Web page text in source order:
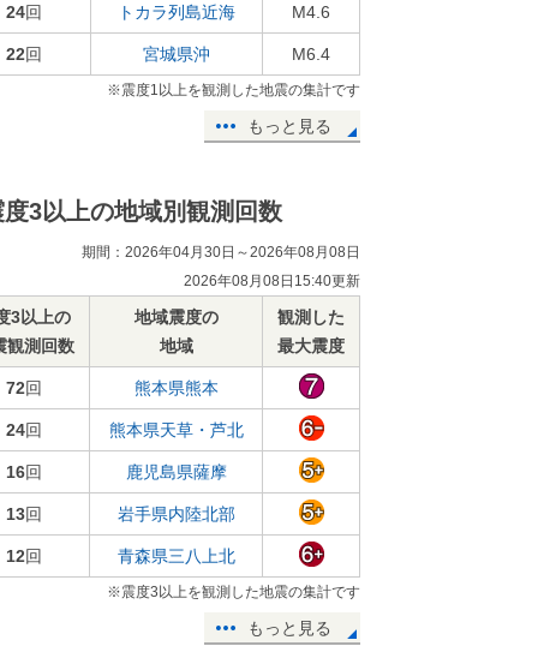
24回 トカラ列島近海 M4.6
22回 宮城県沖 M6.4
※震度1以上を観測した地震の集計です
もっと見る
度3以上の地域別観測回数
期間：2026年04月30日～2026年08月08日
2026年08月08日15:40更新
3以上の
観測回数
地域震度の
地域
観測した
最大震度
72回 熊本県熊本
24回 熊本県天草・芦北
16回 鹿児島県薩摩
13回 岩手県内陸北部
12回 青森県三八上北
※震度3以上を観測した地震の集計です
もっと見る